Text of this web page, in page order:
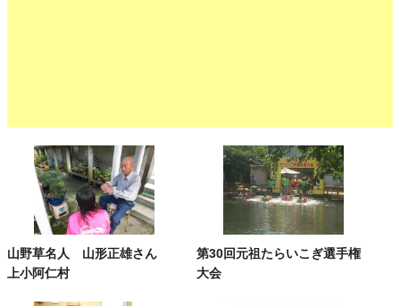
山野草名人 山形正雄さん
上小阿仁村
第30回元祖たらいこぎ選手権
大会